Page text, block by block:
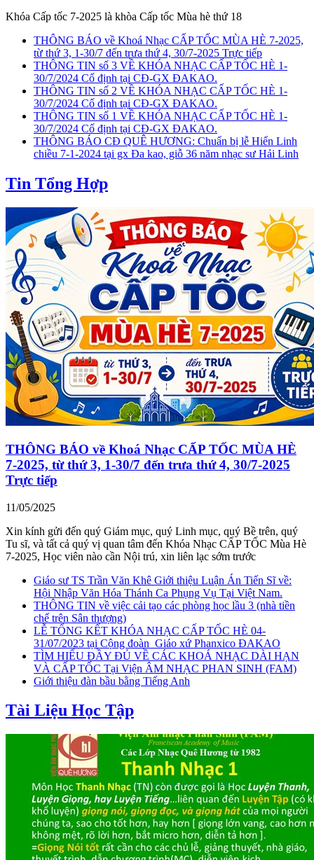
Khóa Cấp tốc 7-2025 là khòa Cấp tốc Mùa hè thứ 18
THÔNG BÁO về Khoá Nhạc CẤP TỐC MÙA HÈ 7-2025,
từ thứ 3, 1-30/7 đến trưa thứ 4, 30/7-2025 Trực tiếp
THÔNG TIN số 3 VỀ KHÓA NHẠC CẤP TỐC HÈ 1-
30/7/2024 Cố định tại CĐ-GX ĐAKAO.
THÔNG TIN số 2 VỀ KHÓA NHẠC CẤP TỐC HÈ 1-
30/7/2024 Cố định tại CĐ-GX ĐAKAO.
THÔNG TIN số 1 VỀ KHÓA NHẠC CẤP TỐC HÈ 1-
30/7/2024 Cố định tại CĐ-GX ĐAKAO.
THÔNG BÁO CĐ QUÊ HƯƠNG: Chuẩn bị lễ Hiển Linh
chiều 7-1-2024 tại gx Đa kao, giỗ 36 năm nhạc sư Hải Linh
Tin Tổng Hợp
THÔNG BÁO về Khoá Nhạc CẤP TỐC MÙA HÈ
7-2025, từ thứ 3, 1-30/7 đến trưa thứ 4, 30/7-2025
Trực tiếp
11/05/2025
Xin kính gửi đến quý Giám mục, quý Linh mục, quý Bề trên, quý
Tu sĩ, và tất cả quý vị quan tâm đến Khóa Nhạc CẤP TỐC Mùa Hè
7-2025, Học viên nào cần Nội trú, xin liên lạc sớm trước
Giáo sư TS Trần Văn Khê Giới thiệu Luận Án Tiến Sĩ về:
Hội Nhập Văn Hóa Thánh Ca Phụng Vụ Tại Việt Nam.
THÔNG TIN về việc cải tạo các phòng học lầu 3 (nhà tiền
chế trên Sân thượng)
LỄ TỔNG KẾT KHÓA NHẠC CẤP TỐC HÈ 04-
31/07/2023 tại Cộng đoàn_Giáo xứ Phanxico ĐAKAO
TÌM HIỂU ĐẦY ĐỦ VỀ CÁC KHOÁ NHẠC DÀI HẠN
VÀ CẤP TỐC Tại Viện ÂM NHẠC PHAN SINH (FAM)
Giới thiệu đàn bầu bằng Tiếng Anh
Tài Liệu Học Tập